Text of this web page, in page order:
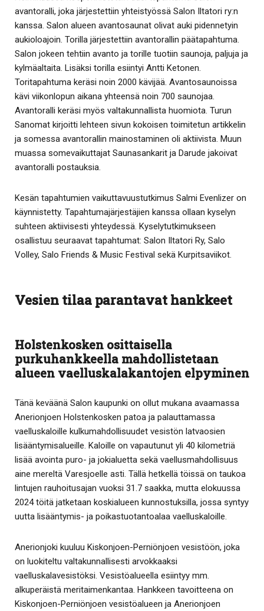
avantoralli, joka järjestettiin yhteistyössä Salon Iltatori ry:n
kanssa. Salon alueen avantosaunat olivat auki pidennetyin
aukioloajoin. Torilla järjestettiin avantorallin päätapahtuma.
Salon jokeen tehtiin avanto ja torille tuotiin saunoja, paljuja ja
kylmäaltaita. Lisäksi torilla esiintyi Antti Ketonen.
Toritapahtuma keräsi noin 2000 kävijää. Avantosaunoissa
kävi viikonlopun aikana yhteensä noin 700 saunojaa.
Avantoralli keräsi myös valtakunnallista huomiota. Turun
Sanomat kirjoitti lehteen sivun kokoisen toimitetun artikkelin
ja somessa avantorallin mainostaminen oli aktiivista. Muun
muassa somevaikuttajat Saunasankarit ja Darude jakoivat
avantoralli postauksia.
Kesän tapahtumien vaikuttavuustutkimus Salmi Evenlizer on
käynnistetty. Tapahtumajärjestäjien kanssa ollaan kyselyn
suhteen aktiivisesti yhteydessä. Kyselytutkimukseen
osallistuu seuraavat tapahtumat: Salon Iltatori Ry, Salo
Volley, Salo Friends & Music Festival sekä Kurpitsaviikot.
Vesien tilaa parantavat hankkeet
Holstenkosken osittaisella
purkuhankkeella mahdollistetaan
alueen vaelluskalakantojen elpyminen
Tänä keväänä Salon kaupunki on ollut mukana avaamassa
Anerionjoen Holstenkosken patoa ja palauttamassa
vaelluskaloille kulkumahdollisuudet vesistön latvaosien
lisääntymisalueille. Kaloille on vapautunut yli 40 kilometriä
lisää avointa puro- ja jokialuetta sekä vaellusmahdollisuus
aine mereltä Varesjoelle asti. Tällä hetkellä töissä on taukoa
lintujen rauhoitusajan vuoksi 31.7 saakka, mutta elokuussa
2024 töitä jatketaan koskialueen kunnostuksilla, jossa syntyy
uutta lisääntymis- ja poikastuotantoalaa vaelluskaloille.
Anerionjoki kuuluu Kiskonjoen-Perniönjoen vesistöön, joka
on luokiteltu valtakunnallisesti arvokkaaksi
vaelluskalavesistöksi. Vesistöalueella esiintyy mm.
alkuperäistä meritaimenkantaa. Hankkeen tavoitteena on
Kiskonjoen-Perniönjoen vesistöalueen ja Anerionjoen